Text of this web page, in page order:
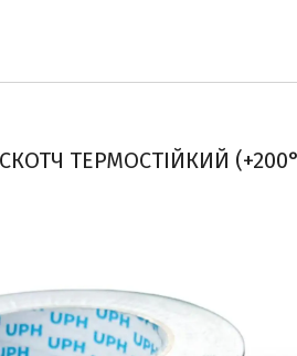
СКОТЧ ТЕРМОСТІЙКИЙ